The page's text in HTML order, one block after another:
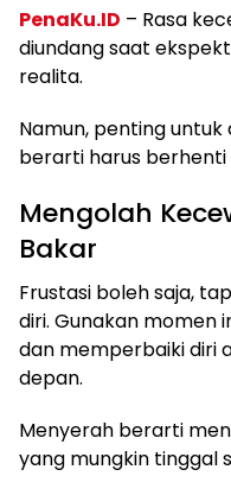
PenaKu.ID – Rasa
diundang saat
realita.
Namun, penting
berarti harus berhenti
Mengolah
Bakar
Frustasi boleh saja,
diri. Gunakan momen
dan memperbaiki diri
depan.
Menyerah berarti
yang mungkin tinggal